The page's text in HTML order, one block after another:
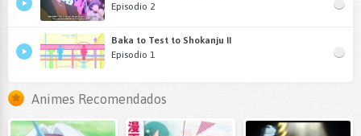
Episodio 2
Baka to Test to Shokanju II
Episodio 1
Animes Recomendados